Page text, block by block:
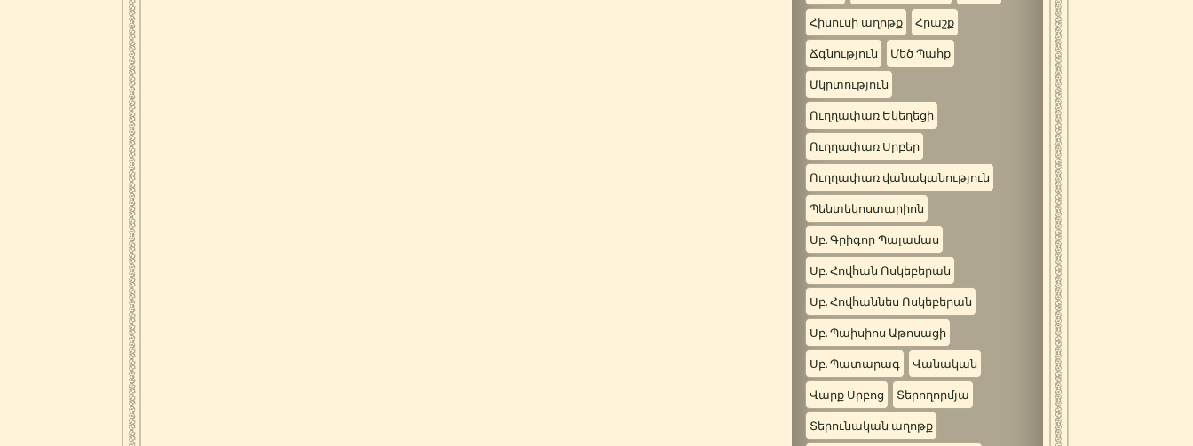
Հիսուսի աղոթք Հրաշք
Ճգնություն Մեծ Պահք
Մկրտություն
Ուղղափառ Եկեղեցի
Ուղղափառ Սրբեր
Ուղղափառ վանականություն
Պենտեկոստարիոն
Սբ. Գրիգոր Պալամաս
Սբ. Հովհան Ոսկեբերան
Սբ. Հովհաննես Ոսկեբերան
Սբ. Պաիսիոս Աթոսացի
Սբ. Պատարագ Վանական
Վարք Սրբոց Տերողորմյա
Տերունական աղոթք